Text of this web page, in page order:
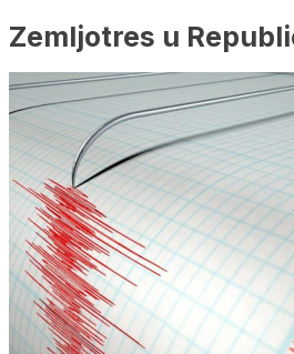
Zemljotres u